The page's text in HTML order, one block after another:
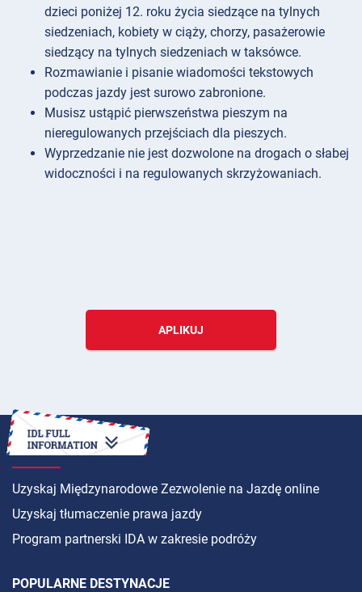
dzieci poniżej 12. roku życia siedzące na tylnych
siedzeniach, kobiety w ciąży, chorzy, pasażerowie
siedzący na tylnych siedzeniach w taksówce.
Rozmawianie i pisanie wiadomości tekstowych
podczas jazdy jest surowo zabronione.
Musisz ustąpić pierwszeństwa pieszym na
nieregulowanych przejściach dla pieszych.
Wyprzedzanie nie jest dozwolone na drogach o słabej
widoczności i na regulowanych skrzyżowaniach.
APLIKUJ
INSTRUKCJA
Uzyskaj Międzynarodowe Zezwolenie na Jazdę online
Uzyskaj tłumaczenie prawa jazdy
Program partnerski IDA w zakresie podróży
POPULARNE DESTYNACJE